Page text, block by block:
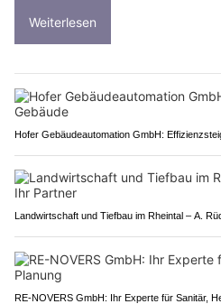
Weiterlesen
Hofer Gebäudeautomation GmbH:
Landwirtschaft und Tiefbau im Rheintal – A.
RE-NOVERS GmbH: Ihr Experte für Sanitär,